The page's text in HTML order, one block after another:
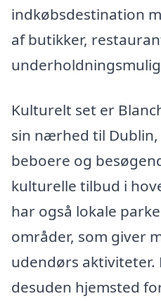
indkøbsdestination
af butikker,
Kulturelt set er
sin nærhed til
beboere og
kulturelle tilbud i
har også lokale
områder, som giver
udendørs
desuden hjemsted